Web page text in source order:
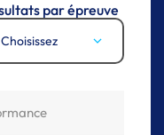
par épreuve
Choisissez